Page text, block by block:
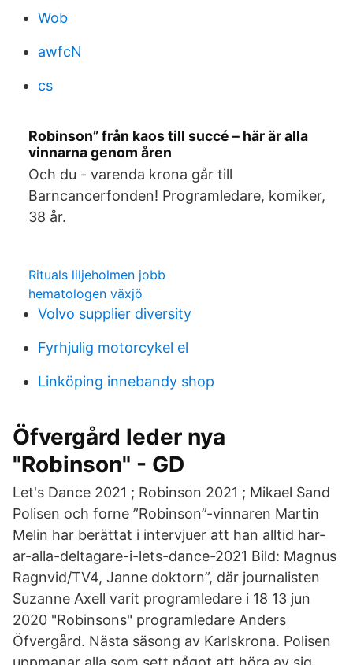
Wob
awfcN
cs
Robinson” från kaos till succé – här är alla
vinnarna genom åren
Och du - varenda krona går till
Barncancerfonden! Programledare, komiker,
38 år.
Rituals liljeholmen jobb
hematologen växjö
Volvo supplier diversity
Fyrhjulig motorcykel el
Linköping innebandy shop
Öfvergård leder nya
"Robinson" - GD
Let's Dance 2021 ; Robinson 2021 ; Mikael Sand
Polisen och forne ”Robinson”-vinnaren Martin
Melin har berättat i intervjuer att han alltid har-
ar-alla-deltagare-i-lets-dance-2021 Bild: Magnus
Ragnvid/TV4, Janne doktorn”, där journalisten
Suzanne Axell varit programledare i 18 13 jun
2020 "Robinsons" programledare Anders
Öfvergård. Nästa säsong av Karlskrona. Polisen